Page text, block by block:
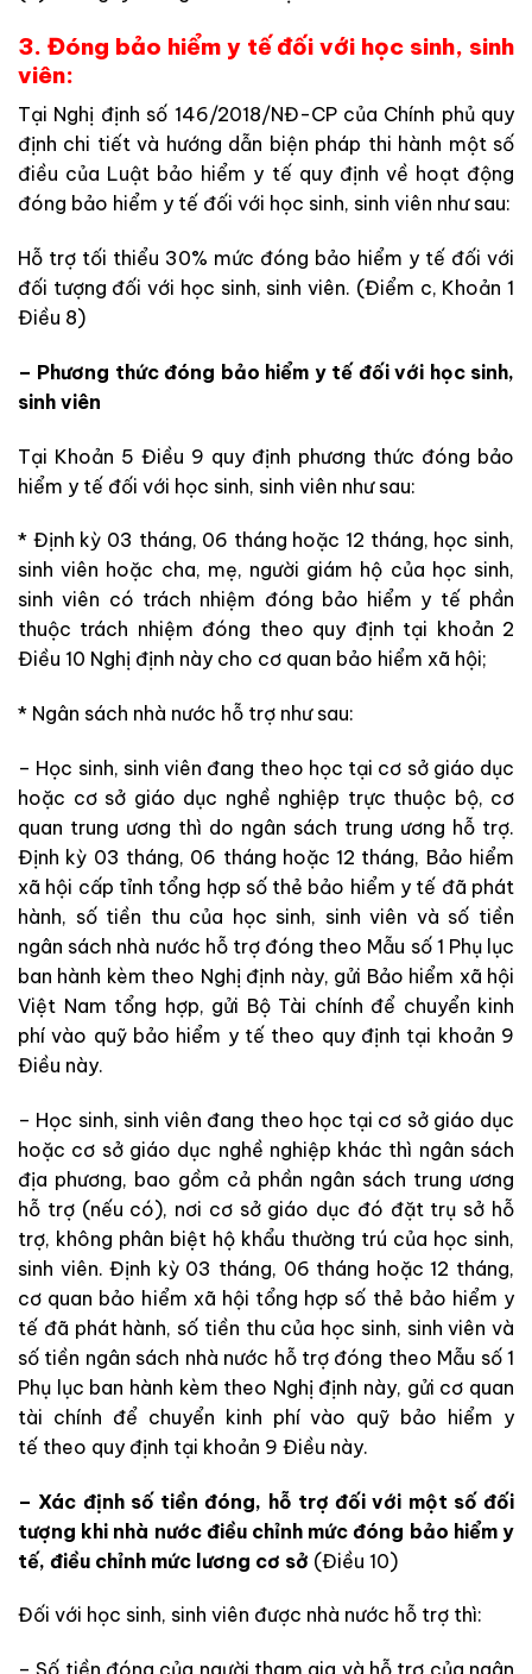
3. Đóng bảo hiểm y tế đối với học sinh, sinh
viên:
Tại Nghị định số 146/2018/NĐ-CP của Chính phủ quy
định chi tiết và hướng dẫn biện pháp thi hành một số
điều của Luật bảo hiểm y tế quy định về hoạt động
đóng bảo hiểm y tế đối với học sinh, sinh viên như sau:
Hỗ trợ tối thiểu 30% mức đóng bảo hiểm y tế đối với
đối tượng đối với học sinh, sinh viên. (Điểm c, Khoản 1
Điều 8)
– Phương thức đóng bảo hiểm y tế đối với học sinh,
sinh viên
Tại Khoản 5 Điều 9 quy định phương thức đóng bảo
hiểm y tế đối với học sinh, sinh viên như sau:
* Định kỳ 03 tháng, 06 tháng hoặc 12 tháng, học sinh,
sinh viên hoặc cha, mẹ, người giám hộ của học sinh,
sinh viên có trách nhiệm đóng bảo hiểm y tế phần
thuộc trách nhiệm đóng theo quy định tại khoản 2
Điều 10 Nghị định này cho cơ quan bảo hiểm xã hội;
* Ngân sách nhà nước hỗ trợ như sau:
– Học sinh, sinh viên đang theo học tại cơ sở giáo dục
hoặc cơ sở giáo dục nghề nghiệp trực thuộc bộ, cơ
quan trung ương thì do ngân sách trung ương hỗ trợ.
Định kỳ 03 tháng, 06 tháng hoặc 12 tháng, Bảo hiểm
xã hội cấp tỉnh tổng hợp số thẻ bảo hiểm y tế đã phát
hành, số tiền thu của học sinh, sinh viên và số tiền
ngân sách nhà nước hỗ trợ đóng theo Mẫu số 1 Phụ lục
ban hành kèm theo Nghị định này, gửi Bảo hiểm xã hội
Việt Nam tổng hợp, gửi Bộ Tài chính để chuyển kinh
phí vào quỹ bảo hiểm y tế theo quy định tại khoản 9
Điều này.
– Học sinh, sinh viên đang theo học tại cơ sở giáo dục
hoặc cơ sở giáo dục nghề nghiệp khác thì ngân sách
địa phương, bao gồm cả phần ngân sách trung ương
hỗ trợ (nếu có), nơi cơ sở giáo dục đó đặt trụ sở hỗ
trợ, không phân biệt hộ khẩu thường trú của học sinh,
sinh viên. Định kỳ 03 tháng, 06 tháng hoặc 12 tháng,
cơ quan bảo hiểm xã hội tổng hợp số thẻ bảo hiểm y
tế đã phát hành, số tiền thu của học sinh, sinh viên và
số tiền ngân sách nhà nước hỗ trợ đóng theo Mẫu số 1
Phụ lục ban hành kèm theo Nghị định này, gửi cơ quan
tài chính để chuyển kinh phí vào quỹ bảo hiểm y
tế theo quy định tại khoản 9 Điều này.
– Xác định số tiền đóng, hỗ trợ đối với một số đối
tượng khi nhà nước điều chỉnh mức đóng bảo hiểm y
tế, điều chỉnh mức lương cơ sở (Điều 10)
Đối với học sinh, sinh viên được nhà nước hỗ trợ thì: